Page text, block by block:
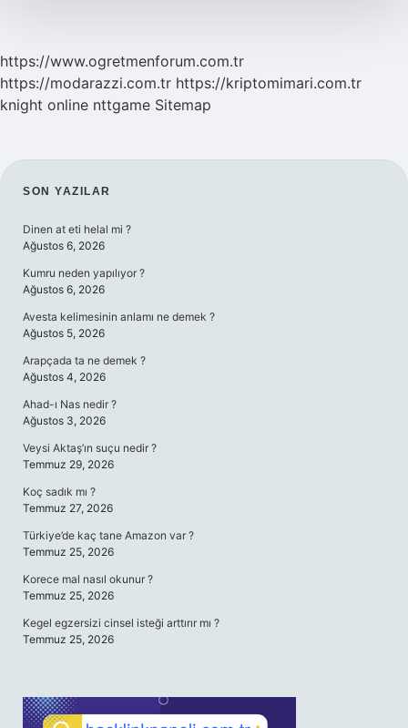
https://www.ogretmenforum.com.tr
https://modarazzi.com.tr https://kriptomimari.com.tr
knight online nttgame Sitemap
SIDEBAR
SON YAZILAR
Dinen at eti helal mi ?
Ağustos 6, 2026
Kumru neden yapılıyor ?
Ağustos 6, 2026
Avesta kelimesinin anlamı ne demek ?
Ağustos 5, 2026
Arapçada ta ne demek ?
Ağustos 4, 2026
Ahad-ı Nas nedir ?
Ağustos 3, 2026
Veysi Aktaş’ın suçu nedir ?
Temmuz 29, 2026
Koç sadık mı ?
Temmuz 27, 2026
Türkiye’de kaç tane Amazon var ?
Temmuz 25, 2026
Korece mal nasıl okunur ?
Temmuz 25, 2026
Kegel egzersizi cinsel isteği arttırır mı ?
Temmuz 25, 2026